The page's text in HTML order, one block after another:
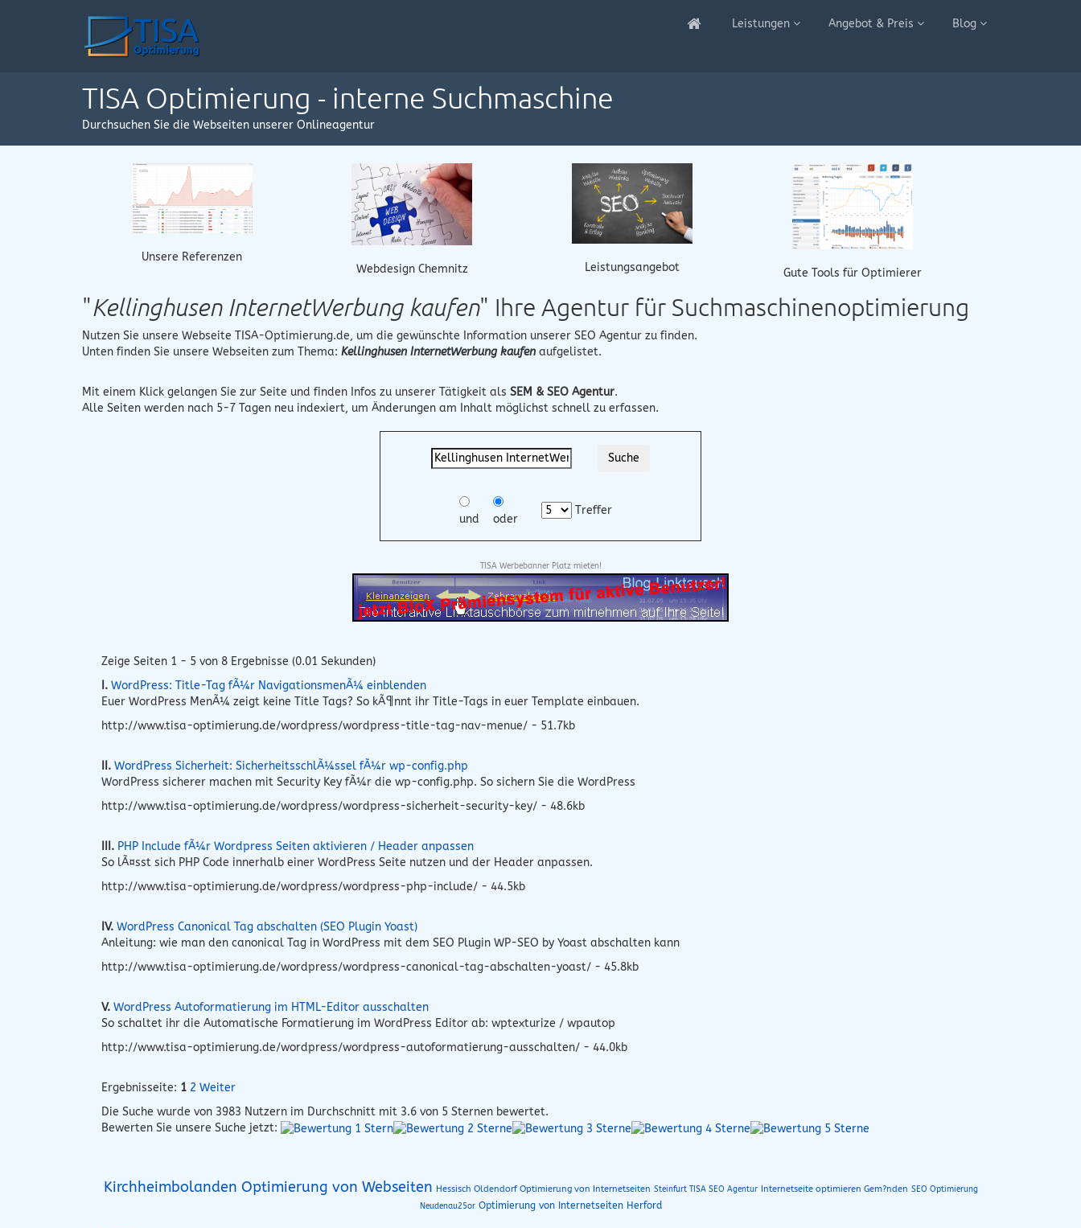
Leistungen Angebot & Preis Blog
TISA Optimierung - interne Suchmaschine
Durchsuchen Sie die Webseiten unserer Onlineagentur
Unsere Referenzen
Webdesign Chemnitz
Leistungsangebot Gute Tools für Optimierer
"Kellinghusen InternetWerbung kaufen" Ihre Agentur für Suchmaschinenoptimierung
Nutzen Sie unsere Webseite TISA-Optimierung.de, um die gewünschte Information unserer SEO Agentur zu finden.
Unten finden Sie unsere Webseiten zum Thema: Kellinghusen InternetWerbung kaufen aufgelistet.
Mit einem Klick gelangen Sie zur Seite und finden Infos zu unserer Tätigkeit als SEM & SEO Agentur.
Alle Seiten werden nach 5-7 Tagen neu indexiert, um Änderungen am Inhalt möglichst schnell zu erfassen.
und oder
Treffer
TISA Werbebanner Platz mieten!
Zeige Seiten 1 - 5 von 8 Ergebnisse (0.01 Sekunden)
I. WordPress: Title-Tag fÃ¼r NavigationsmenÃ¼ einblenden
Euer WordPress MenÃ¼ zeigt keine Title Tags? So kÃ¶nnt ihr Title-Tags in euer Template einbauen.
http://www.tisa-optimierung.de/wordpress/wordpress-title-tag-nav-menue/ - 51.7kb
II. WordPress Sicherheit: SicherheitsschlÃ¼ssel fÃ¼r wp-config.php
WordPress sicherer machen mit Security Key fÃ¼r die wp-config.php. So sichern Sie die WordPress
http://www.tisa-optimierung.de/wordpress/wordpress-sicherheit-security-key/ - 48.6kb
III. PHP Include fÃ¼r Wordpress Seiten aktivieren / Header anpassen
So lÃ¤sst sich PHP Code innerhalb einer WordPress Seite nutzen und der Header anpassen.
http://www.tisa-optimierung.de/wordpress/wordpress-php-include/ - 44.5kb
IV. WordPress Canonical Tag abschalten (SEO Plugin Yoast)
Anleitung: wie man den canonical Tag in WordPress mit dem SEO Plugin WP-SEO by Yoast abschalten kann
http://www.tisa-optimierung.de/wordpress/wordpress-canonical-tag-abschalten-yoast/ - 45.8kb
V. WordPress Autoformatierung im HTML-Editor ausschalten
So schaltet ihr die Automatische Formatierung im WordPress Editor ab: wptexturize / wpautop
http://www.tisa-optimierung.de/wordpress/wordpress-autoformatierung-ausschalten/ - 44.0kb
Ergebnisseite: 1 2 Weiter
Die Suche wurde von 3983 Nutzern im Durchschnitt mit 3.6 von 5 Sternen bewertet.
Bewerten Sie unsere Suche jetzt:
Kirchheimbolanden Optimierung von Webseiten Hessisch Oldendorf Optimierung von Internetseiten Steinfurt TISA SEO Agentur Internetseite optimieren Gem?nden SEO Optimierung
Neudenau25or Optimierung von Internetseiten Herford